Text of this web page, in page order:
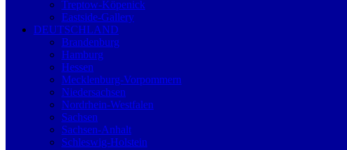
Treptow-Köpenick
Eastside-Gallery
DEUTSCHLAND
Brandenburg
Hamburg
Hessen
Mecklenburg-Vorpommern
Niedersachsen
Nordrhein-Westfalen
Sachsen
Sachsen-Anhalt
Schleswig-Holstein